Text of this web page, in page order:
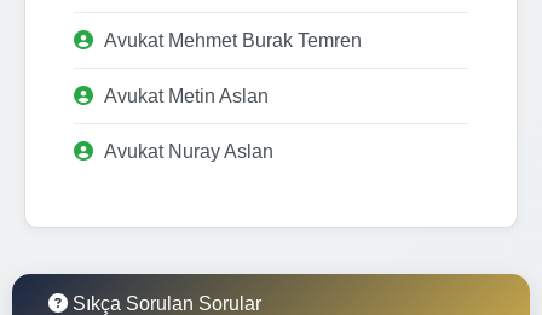
Avukat Mehmet Burak Temren
Avukat Metin Aslan
Avukat Nuray Aslan
Sıkça Sorulan Sorular